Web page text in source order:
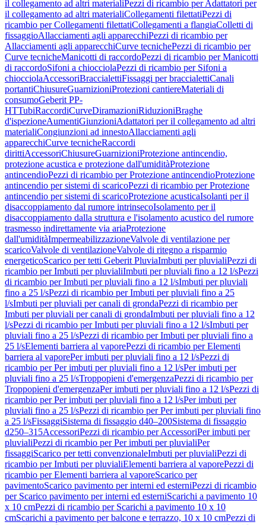
il collegamento ad altri materialiPezzi di ricambio per Adattatori per
il collegamento ad altri materialiCollegamenti filettatiPezzi di
ricambio per Collegamenti filettatiCollegamenti a flangiaColletti di
fissaggioAllacciamenti agli apparecchiPezzi di ricambio per
Allacciamenti agli apparecchiCurve tecnichePezzi di ricambio per
Curve tecnicheManicotti di raccordoPezzi di ricambio per Manicotti
di raccordoSifoni a chiocciolaPezzi di ricambio per Sifoni a
chiocciolaAccessoriBraccialettiFissaggi per braccialettiCanali
portantiChiusureGuarnizioniProtezioni cantiereMateriali di
consumoGeberit PP-
HTTubiRaccordiCurveDiramazioniRiduzioniBraghe
d'ispezioneAumentiGiunzioniAdattatori per il collegamento ad altri
materialiCongiunzioni ad innestoAllacciamenti agli
apparecchiCurve tecnicheRaccordi
dirittiAccessoriChiusureGuarnizioniProtezione antincendio,
protezione acustica e protezione dall'umiditàProtezione
antincendioPezzi di ricambio per Protezione antincendioProtezione
antincendio per sistemi di scaricoPezzi di ricambio per Protezione
antincendio per sistemi di scaricoProtezione acusticaIsolanti per il
disaccoppiamento dal rumore intrinsecoIsolamento per il
disaccoppiamento dalla struttura e l'isolamento acustico del rumore
trasmesso indirettamente via ariaProtezione
dall'umiditàImpermeabilizzazioneValvole di ventilazione per
scaricoValvole di ventilazioneValvole di ritegno a risparmio
energeticoScarico per tetti Geberit PluviaImbuti per pluvialiPezzi di
ricambio per Imbuti per pluvialiImbuti per pluviali fino a 12 l/sPezzi
di ricambio per Imbuti per pluviali fino a 12 l/sImbuti per pluviali
fino a 25 l/sPezzi di ricambio per Imbuti per pluviali fino a 25
l/sImbuti per pluviali per canali di grondaPezzi di ricambio per
Imbuti per pluviali per canali di grondaImbuti per pluviali fino a 12
l/sPezzi di ricambio per Imbuti per pluviali fino a 12 l/sImbuti per
pluviali fino a 25 l/sPezzi di ricambio per Imbuti per pluviali fino a
25 l/sElementi barriera al vaporePezzi di ricambio per Elementi
barriera al vaporePer imbuti per pluviali fino a 12 l/sPezzi di
ricambio per Per imbuti per pluviali fino a 12 l/sPer imbuti per
pluviali fino a 25 l/sTroppopieni d'emergenzaPezzi di ricambio per
Troppopieni d'emergenzaPer imbuti per pluviali fino a 12 l/sPezzi di
ricambio per Per imbuti per pluviali fino a 12 l/sPer imbuti per
pluviali fino a 25 l/sPezzi di ricambio per Per imbuti per pluviali fino
a 25 l/sFissaggiSistema di fissaggio d40–200Sistema di fissaggio
d250–315AccessoriPezzi di ricambio per AccessoriPer imbuti per
pluvialiPezzi di ricambio per Per imbuti per pluvialiPer
fissaggiScarico per tetti convenzionaleImbuti per pluvialiPezzi di
ricambio per Imbuti per pluvialiElementi barriera al vaporePezzi di
ricambio per Elementi barriera al vaporeScarico per
pavimentoScarico pavimento per interni ed esterniPezzi di ricambio
per Scarico pavimento per interni ed esterniScarichi a pavimento 10
x 10 cmPezzi di ricambio per Scarichi a pavimento 10 x 10
cmScarichi a pavimento per balcone e terrazzo, 10 x 10 cmPezzi di